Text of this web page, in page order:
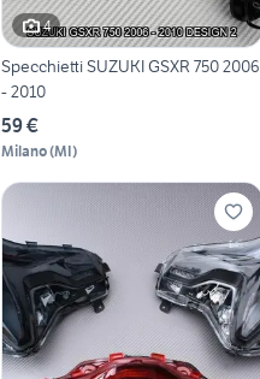
4
Specchietti SUZUKI GSXR 750 2006
- 2010
59 €
Milano(MI)